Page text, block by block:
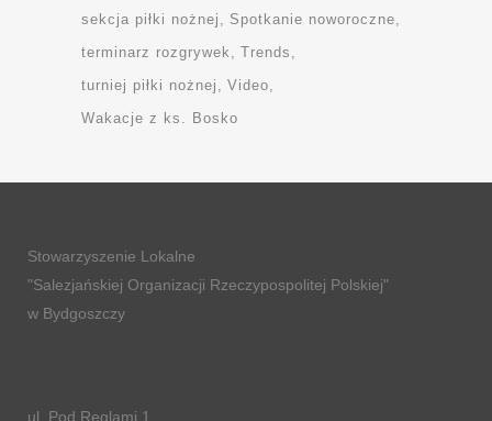
sekcja piłki nożnej
Spotkanie noworoczne
terminarz rozgrywek
Trends
turniej piłki nożnej
Video
Wakacje z ks. Bosko
Stowarzyszenie Lokalne
"Salezjańskiej Organizacji Rzeczypospolitej Polskiej"
w Bydgoszczy
ul. Pod Reglami 1